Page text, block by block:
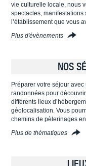
vie culturelle locale, nous
spectacles,
l’établissement que vous
Plus d'évènements
NOS
Préparer votre séjour
randonnées pour
différents lieux
géolocalisation. Vous
chemins de pèlerinages en
Plus de thématiques